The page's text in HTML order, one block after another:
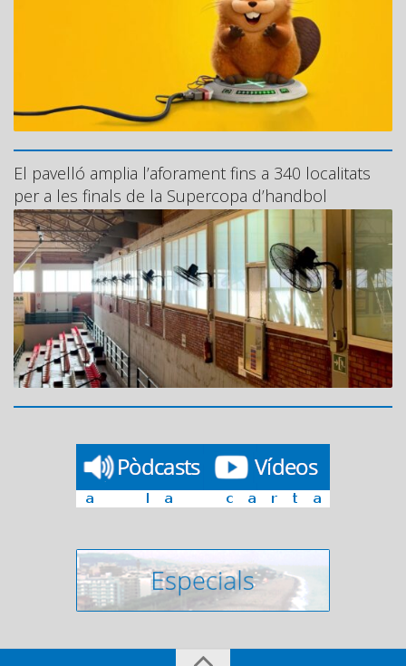
El pavelló amplia l’aforament fins a 340 localitats
per a les finals de la Supercopa d’handbol